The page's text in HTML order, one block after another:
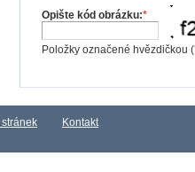
Opište kód obrázku:*
Položky označené hvězdičkou (
Kontakt